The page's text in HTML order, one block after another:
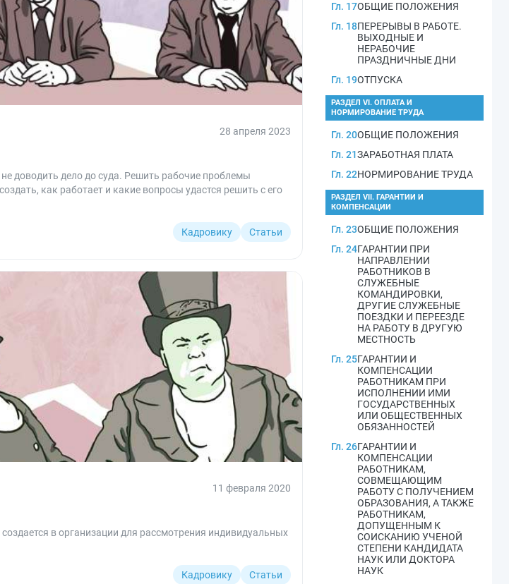
28 апреля 2023
доводить дело до суда. Решить рабочие проблемы
как работает и какие вопросы удастся решить с его
Кадровику Статьи
11 февраля 2020
в организации для рассмотрения индивидуальных
Кадровику Статьи
Гл. 17ОБЩИЕ ПОЛОЖЕНИЯ
Гл. 18ПЕРЕРЫВЫ В РАБОТЕ.
ВЫХОДНЫЕ И
НЕРАБОЧИЕ
ПРАЗДНИЧНЫЕ ДНИ
Гл. 19ОТПУСКА
РАЗДЕЛ VI. ОПЛАТА И
НОРМИРОВАНИЕ ТРУДА
Гл. 20ОБЩИЕ ПОЛОЖЕНИЯ
Гл. 21ЗАРАБОТНАЯ ПЛАТА
Гл. 22НОРМИРОВАНИЕ ТРУДА
РАЗДЕЛ VII. ГАРАНТИИ И
КОМПЕНСАЦИИ
Гл. 23ОБЩИЕ ПОЛОЖЕНИЯ
Гл. 24ГАРАНТИИ ПРИ
НАПРАВЛЕНИИ
РАБОТНИКОВ В
СЛУЖЕБНЫЕ
КОМАНДИРОВКИ,
ДРУГИЕ СЛУЖЕБНЫЕ
ПОЕЗДКИ И ПЕРЕЕЗДЕ
НА РАБОТУ В ДРУГУЮ
МЕСТНОСТЬ
Гл. 25ГАРАНТИИ И
КОМПЕНСАЦИИ
РАБОТНИКАМ ПРИ
ИСПОЛНЕНИИ ИМИ
ГОСУДАРСТВЕННЫХ
ИЛИ ОБЩЕСТВЕННЫХ
ОБЯЗАННОСТЕЙ
Гл. 26ГАРАНТИИ И
КОМПЕНСАЦИИ
РАБОТНИКАМ,
СОВМЕЩАЮЩИМ
РАБОТУ С ПОЛУЧЕНИЕМ
ОБРАЗОВАНИЯ, А ТАКЖЕ
РАБОТНИКАМ,
ДОПУЩЕННЫМ К
СОИСКАНИЮ УЧЕНОЙ
СТЕПЕНИ КАНДИДАТА
НАУК ИЛИ ДОКТОРА
НАУК